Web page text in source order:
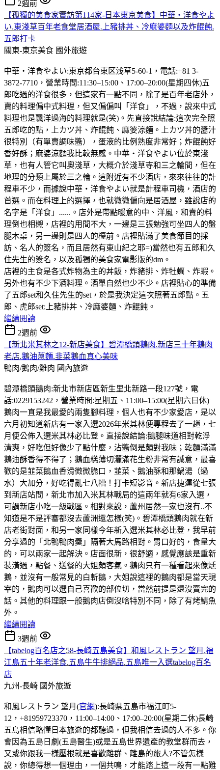
2週前
【孤獨的美食家實訪第114家-日本東京美食】中華・洋食やよ
い.東淺草百年老食堂居酒屋.上豬排丼、冷麻婆麵以及炸餛飩.
五郎打卡
關東-東京美食 國外旅遊
中華・洋食やよい:東京都台東区浅草5-60-1，電話:+81 3-
3872-7710，營業時間:11:30–15:00、17:00–20:00(星期四休)五
郎吃過的洋食很多，但這家有一點不同，除了是百年老店外，
賣的料理偏中式料理，但又偏偏叫「洋食」，不過，說來中式
料理也是飄洋過海的料理就是(笑)。先直接說結論:這次完全照
五郎吃的點，上カツ丼、炸餛飩、麻婆涼麵。上カツ丼的醬汁
很特別（有單賣調味醬），蛋液的比例熟度非常好；炸餛飩好
香好酥；麻婆涼麵我比較無感。中華・洋食やよい位於東淺
草，也有人管它叫奧淺草，大概介於淺草寺和三之輪間，但在
地理的分類上屬於三之輪。這附近有不少酒店，來來往往的計
程車不少，而據說中華・洋食やよい就是計程車司機，酒店的
首選。而在料理上的選擇，也就微微偏向是居酒屋，雖說店的
名字是「洋食」......。店外是帶點暖意的中、洋風，和賣的料
理倒也相櫬，店裡的用間不大，一邊是三張勉強可坐四人的盤
腿木桌，另一邊則是四人的檯前。店裡貼滿了美食節目的採
訪、名人的簽名，而且居然有東山紀之耶=)當然也有五郎和久
住先生的簽名，以及孤獨的美食家電影版的dm。
店裡的主食是各式炸物為主的丼飯，炸豬排、炸牡蠣、炸蝦。
另外也有不少下酒料理。酒單自然也少不少。店裡貼心的準備
了五郎set和久住先生的set，於是我決定這次照著五郎點。五
郎、虎郎set:上豬排丼、冷麻婆麵、炸餛飩。
繼續閱讀
2週前
【新北米其林之12-新店美食】碧潭橋頭鵝肉.新店三十年鵝肉
老店.鵝油蔥麵.韭菜鵝血真心美味
鴨肉/鵝肉/雞肉 國內旅遊
碧潭橋頭鵝肉:新北市新店區新生里北新路一段127號，電
話:0229153242，營業時間:星期五、11:00–15:00(星期六日休)
鵝肉一直是我最愛的兩隻腳料理，個人也有不少家愛店，是以
六月初知道新店有一家入選2026年米其林便專程去了一趟，七
月便公佈入選米其林必比登。直接說結論:鵝腿味道相對乾淨
清爽，好吃但好像少了點什麼，沾醬倒是頗對我味；乾麵滿滿
鵝油酥香得不得了；鵝血糕薄切灑滿花生粉非常有誠意，最喜
歡的是韮菜鵝血香滑微微脆口，韮菜、鵝油酥和那鍋湯（過
水）大加分，好吃得亂七八糟！打卡短影音。新店捷運從七張
到新店站間，新北市加入米其林戰局的這兩年就有6家入選，
可謂新店小吃一級戰區。相對來說，蘆州居然一家也沒有..不
知道是不是評審都沒去蘆洲還怎樣(笑)。碧潭橋頭鵝肉就在新
店老街對面，和另一家同樣今年新入選米其林必比登，我早前
分享過的「北鴨鴨肉羹」隔著大馬路相對。胃口好的，食量大
的，可以兩家一起解決。店面很新，很舒適，感覺應該是重新
裝潢過，點餐、送餐的大姐頗客氣。鵝肉只有一種看起來像燻
鵝，並沒有一般常見的白斬鵝，大姐說這裡的鵝肉都是當天現
宰的，鵝肉可以選自己喜歡的部位切，當然前提是還沒賣完的
話。其他的料理跟一般鵝肉店倒沒啥特別不同，除了有烤鯖魚
外。
繼續閱讀
3週前
【tabelog百名店之58-長崎五島美食】和風レストラン 望月.福
江島五十年老洋食.五島牛牛排絕品.五島唯一入選tabelog百名
店
九州-長崎 國外旅遊
和風レストラン 望月(官網):長崎県五島市福江町5-
12，+81959723370，11:00–14:00、17:00–20:00(星期二休)長崎
五島相信略懂日本旅遊的都聽過，但我相信去過的人不多。你
會因為五島日劇(五島醫生)或是五島世界遺產的教堂群而去，
又或你跟我一樣壓根就是喜歡離群、離島的旅人?不管怎樣
說，你總得想一個理由，一個共鳴，才能踏上這一段有一點難